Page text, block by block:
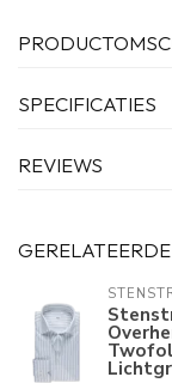
SPECIFICATIES
REVIEWS